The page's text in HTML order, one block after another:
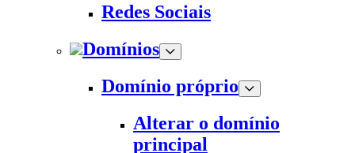
Redes Sociais
Domínios
Domínio próprio
Alterar o domínio
principal